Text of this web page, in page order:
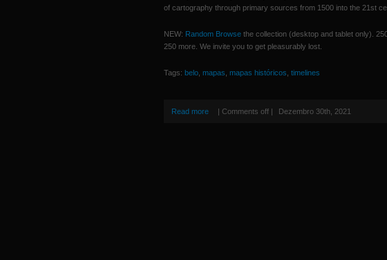
of cartography through primary sources from 1500 into the 21st
NEW: Random Browse the collection (desktop and tablet only).
250 more. We invite you to get pleasurably lost.
Tags: belo mapas mapas históricos timelines
Read more | Comments off | Dezembro 30th, 2021